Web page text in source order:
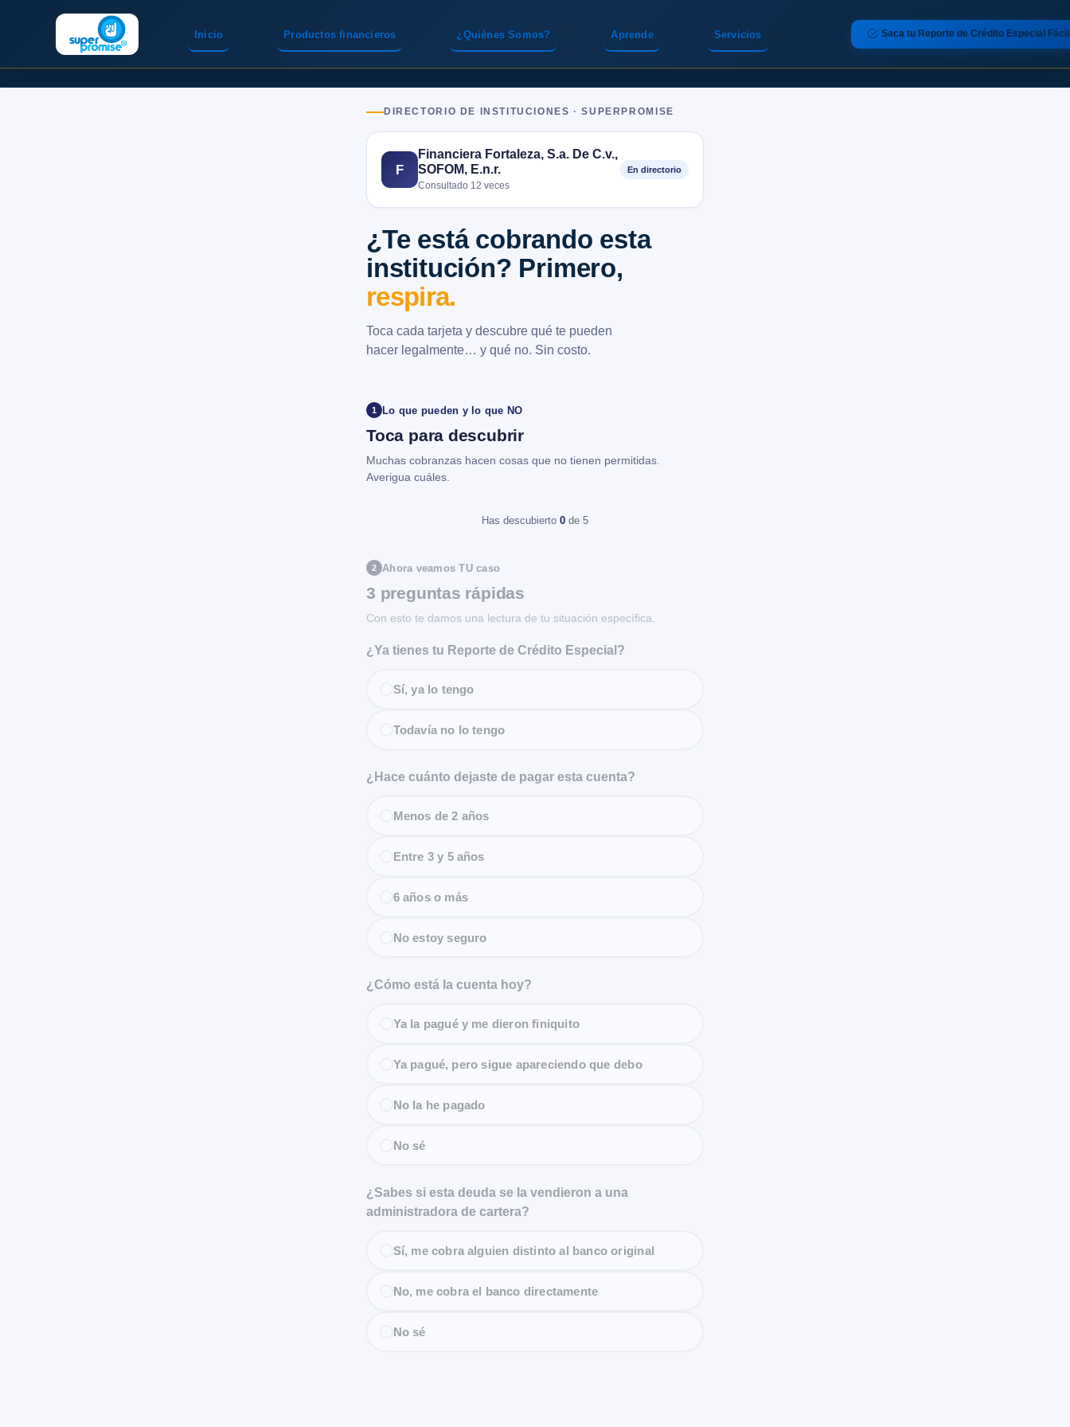
Inicio Servicios
Productos financieros ¿Quiénes Somos? Aprende Saca tu Reporte de Crédito Especial Fácil
DIRECTORIO DE INSTITUCIONES · SUPERPROMISE
F
Financiera Fortaleza, S.a. De C.v.,
SOFOM, E.n.r.
Consultado 12 veces
En directorio
¿Te está cobrando esta
institución? Primero,
respira.
Toca cada tarjeta y descubre qué te pueden
hacer legalmente… y qué no. Sin costo.
1 Lo que pueden y lo que NO
Toca para descubrir
Muchas cobranzas hacen cosas que no tienen permitidas.
Averigua cuáles.
Has descubierto 0 de 5
2 Ahora veamos TU caso
3 preguntas rápidas
Con esto te damos una lectura de tu situación específica.
¿Ya tienes tu Reporte de Crédito Especial?
Sí, ya lo tengo
Todavía no lo tengo
¿Hace cuánto dejaste de pagar esta cuenta?
Menos de 2 años
Entre 3 y 5 años
6 años o más
No estoy seguro
¿Cómo está la cuenta hoy?
Ya la pagué y me dieron finiquito
Ya pagué, pero sigue apareciendo que debo
No la he pagado
No sé
¿Sabes si esta deuda se la vendieron a una
administradora de cartera?
Sí, me cobra alguien distinto al banco original
No, me cobra el banco directamente
No sé